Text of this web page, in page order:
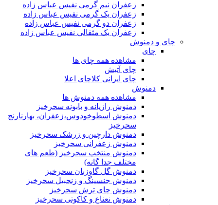
زعفران نیم گرمی نفیس عباس زاده
زعفران یک گرمی نفیس عباس زاده
زعفران دو گرمی نفیس عباس زاده
زعفران یک مثقالی نفیس عباس زاده
چای و دمنوش
چای
مشاهده همه چای ها
چای آتیش
چای ایرانی کلاچای اعلا
دمنوش
مشاهده همه دمنوش ها
دمنوش رازیانه و بابونه سحرخیز
دمنوش اسطوخودوس،زعفران، بهارنارنج
سحرخیز
دمنوش دارچین و زرشک سحرخیز
دمنوش زعفرانی سحرخیز
دمنوش منتخب سحرخیز (طعم های
مختلف جدا گانه)
دمنوش گل گاوزبان سحرخیز
دمنوش جنسینگ و زنجبیل سحرخیز
دمنوش چای ترش سحرخیز
دمنوش نعناع و کاکوتی سحرخیز